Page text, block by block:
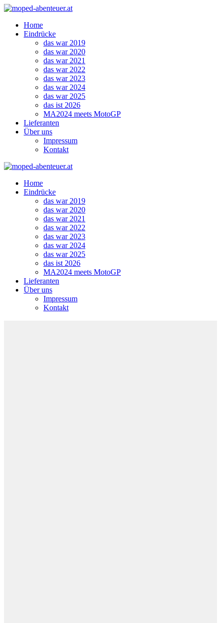
Zum
springenHome
Eindrücke
das war 2019
das war 2020
das war 2021
das war 2022
das war 2023
das war 2024
das war 2025
das ist 2026
MA2024 meets MotoGP
Lieferanten
Über uns
Impressum
Kontakt
Home
Eindrücke
das war 2019
das war 2020
das war 2021
das war 2022
das war 2023
das war 2024
das war 2025
das ist 2026
MA2024 meets MotoGP
Lieferanten
Über uns
Impressum
Kontakt